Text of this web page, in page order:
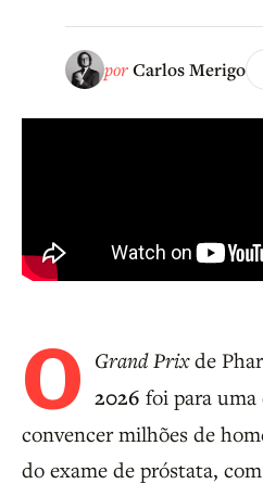
porCarlos Merigo
O Grand Prixde
2026 foi para
convencer milhões de
do exame de próstata,